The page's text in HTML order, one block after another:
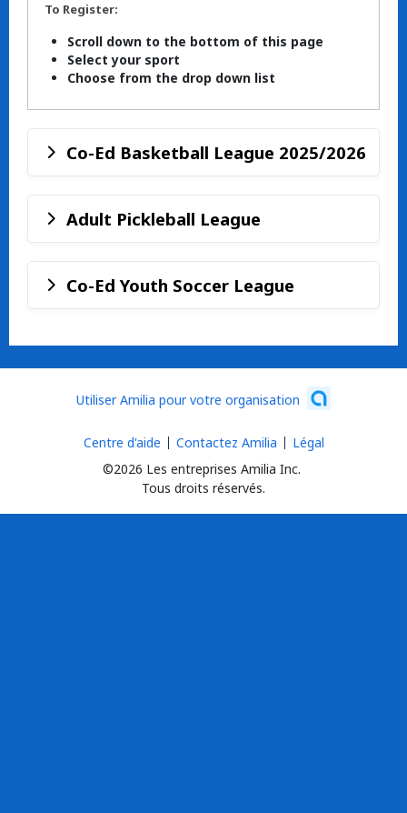
To Register:
Scroll down to the bottom of this page
Select your sport
Choose from the drop down list
Co-Ed Basketball League 2025/2026
Adult Pickleball League
Co-Ed Youth Soccer League
Utiliser Amilia pour votre organisation
©2026 Les entreprises Amilia Inc.
Tous droits réservés.
Centre d'aide Contactez Amilia Légal